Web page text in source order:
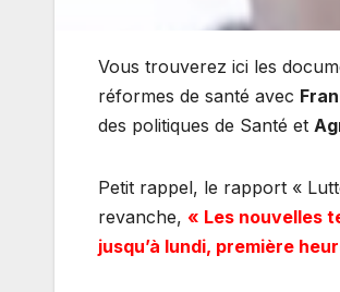
Vous trouverez ici les
réformes de santé avec
des politiques de Santé et
Petit rappel, le rapport «
revanche, « Les nouvelles
jusqu’à lundi, première